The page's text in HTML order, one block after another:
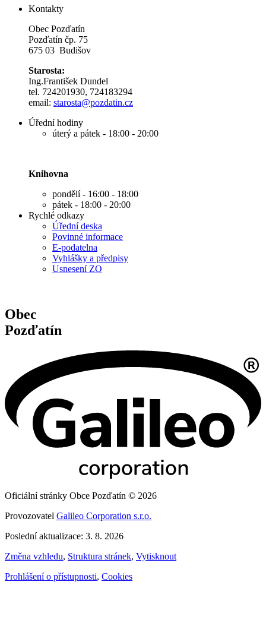
Kontakty
Obec Pozďatín
Pozďatín čp. 75
675 03 Budišov
Starosta:
Ing.František Dundel
tel. 724201930, 724183294
email: starosta@pozdatin.cz
Úřední hodiny
úterý a pátek - 18:00 - 20:00
Knihovna
pondělí - 16:00 - 18:00
pátek - 18:00 - 20:00
Rychlé odkazy
Úřední deska
Povinné informace
E-podatelna
Vyhlášky a předpisy
Usnesení ZO
Obec
Pozďatín
Oficiální stránky Obce Pozďatín © 2026
Provozovatel Galileo Corporation s.r.o.
Poslední aktualizace: 3. 8. 2026
Změna vzhledu, Struktura stránek, Vytisknout
Prohlášení o přístupnosti, Cookies